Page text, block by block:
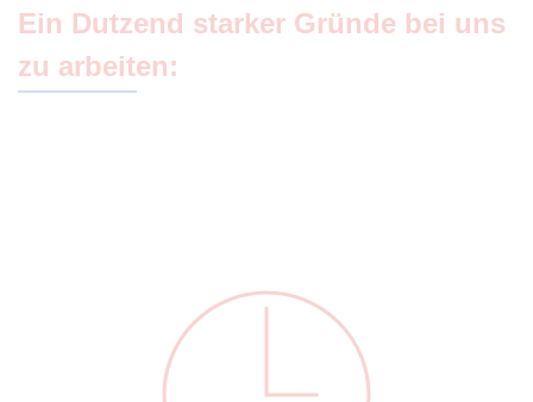
Ein Dutzend starker Gründe bei uns
zu arbeiten: